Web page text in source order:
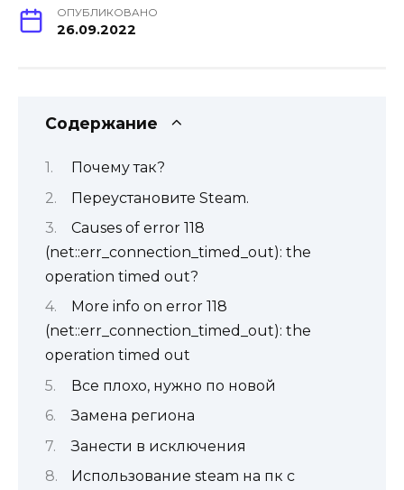
ОПУБЛИКОВАНО
26.09.2022
Содержание
Почему так?
Переустановите Steam.
Causes of error 118
(net::err_connection_timed_out): the
operation timed out?
More info on error 118
(net::err_connection_timed_out): the
operation timed out
Все плохо, нужно по новой
Замена региона
Занести в исключения
Использование steam на пк с